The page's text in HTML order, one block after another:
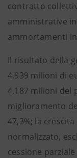
contratto
amministrative in
ammortamenti in
Il risultato della
4.939 milioni di
4.187 milioni del
miglioramento
47,3%; la
normalizzato,
cessione